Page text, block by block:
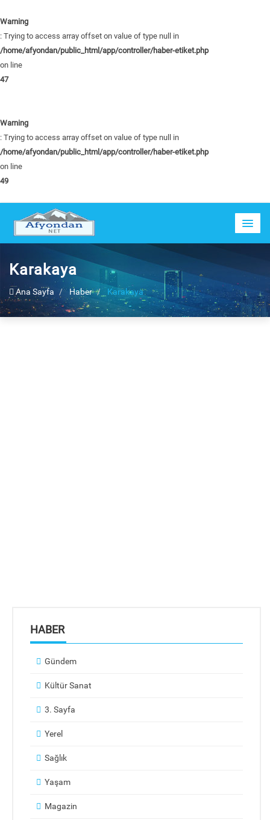
Warning
: Trying to access array offset on value of type null in
/home/afyondan/public_html/app/controller/haber-etiket.php
on line
47
Warning
: Trying to access array offset on value of type null in
/home/afyondan/public_html/app/controller/haber-etiket.php
on line
49
Karakaya
Ana Sayfa Haber Karakaya
HABER
Gündem
Kültür Sanat
3. Sayfa
Yerel
Sağlık
Yaşam
Magazin